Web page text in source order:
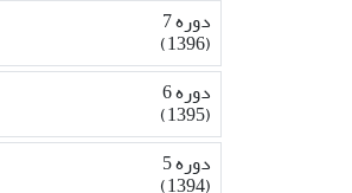
دوره 7
(1396)
دوره 6
(1395)
دوره 5